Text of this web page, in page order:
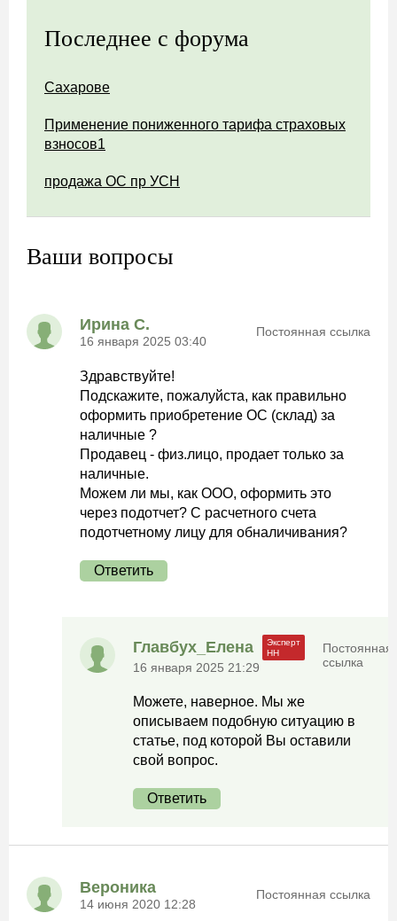
Последнее с форума
Сахарове
Применение пониженного тарифа страховых
взносов1
продажа ОС пр УСН
Ваши вопросы
Ирина С.
16 января 2025 03:40
Постоянная ссылка
Здравствуйте!
Подскажите, пожалуйста, как правильно
оформить приобретение ОС (склад) за
наличные ?
Продавец - физ.лицо, продает только за
наличные.
Можем ли мы, как ООО, оформить это
через подотчет? С расчетного счета
подотчетному лицу для обналичивания?
Ответить
Главбух_Елена
16 января 2025 21:29
Постоянная
ссылка
Можете, наверное. Мы же
описываем подобную ситуацию в
статье, под которой Вы оставили
свой вопрос.
Ответить
Вероника
14 июня 2020 12:28
Постоянная ссылка